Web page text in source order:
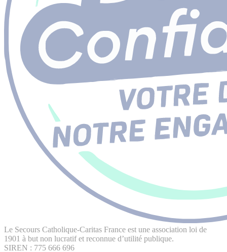
Le Secours Catholique-Caritas France est une association loi de
1901 à but non lucratif et reconnue d’utilité publique.
SIREN : 775 666 696